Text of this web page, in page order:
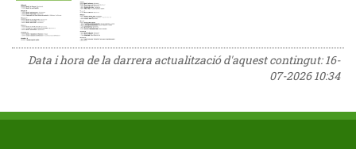
Data i hora de la darrera actualització d'aquest contingut:16-
07-2026 10:34